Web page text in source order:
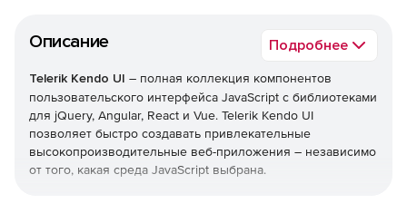
Описание Подробнее
Telerik Kendo UI – полная коллекция компонентов
пользовательского интерфейса JavaScript с библиотеками
для jQuery, Angular, React и Vue. Telerik Kendo UI
позволяет быстро создавать привлекательные
высокопроизводительные веб-приложения – независимо
от того, какая среда JavaScript выбрана.